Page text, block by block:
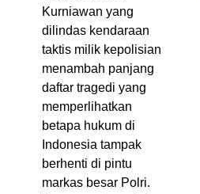
Kurniawan yang
dilindas kendaraan
taktis milik kepolisian
menambah panjang
daftar tragedi yang
memperlihatkan
betapa hukum di
Indonesia tampak
berhenti di pintu
markas besar Polri.